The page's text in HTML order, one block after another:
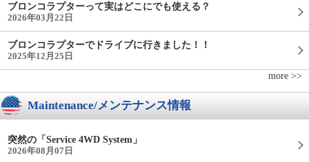
ブロンコラプターって実はどこにでも使える？
2026年03月22日
ブロンコラプターでドライブに行きました！！
2025年12月25日
more >>
Maintenance/メンテナンス情報
突然の「Service 4WD System」
2026年08月07日